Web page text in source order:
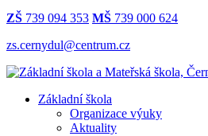
ZŠ 739 094 353 MŠ 739 000 624
zs.cernydul@centrum.cz
Základní škola
Organizace výuky
Aktuality